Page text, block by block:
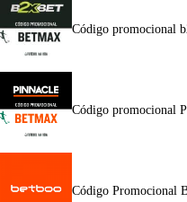
Código promocional
Código promocional
Código Promocional